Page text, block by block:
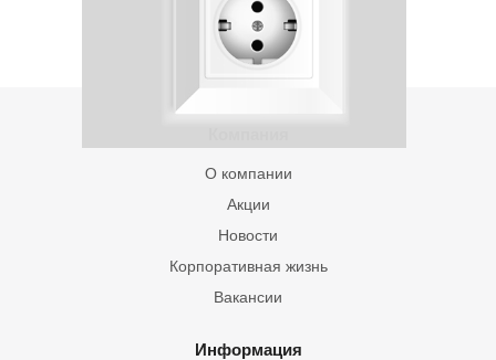
О компании
Акции
Новости
Корпоративная жизнь
Вакансии
Информация